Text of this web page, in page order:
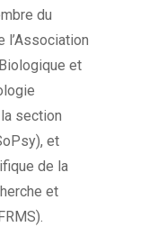
du
l’Association
et
section
et
de la
et